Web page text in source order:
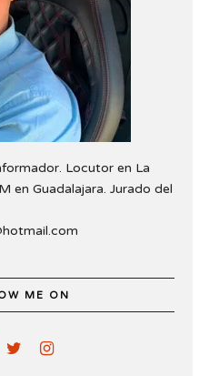
Locutor en La
en Guadalajara. Jurado del
ME ON